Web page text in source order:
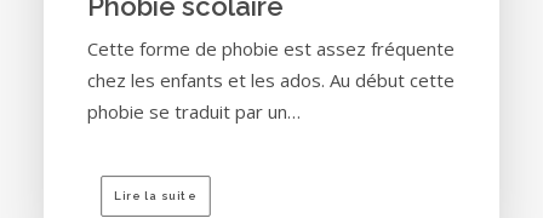
Phobie scolaire
Cette forme de phobie est assez fréquente
chez les enfants et les ados. Au début cette
phobie se traduit par un…
Lire la suite